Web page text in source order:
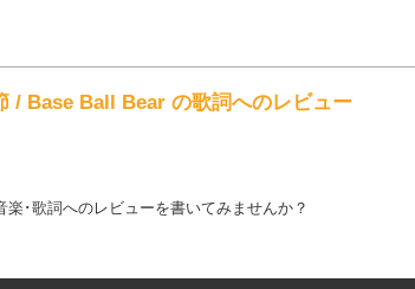
/ Base Ball Bear の歌詞へのレビュー
楽･歌詞へのレビューを書いてみませんか？